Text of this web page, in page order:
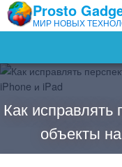
Prosto
МИР НОВЫХ
Как исправлять
объекты